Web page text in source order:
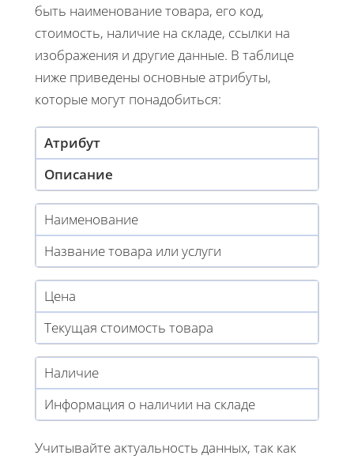
быть наименование товара, его код,
стоимость, наличие на складе, ссылки на
изображения и другие данные. В таблице
ниже приведены основные атрибуты,
которые могут понадобиться:
Атрибут
Описание
Наименование
Название товара или услуги
Цена
Текущая стоимость товара
Наличие
Информация о наличии на складе
Учитывайте актуальность данных, так как